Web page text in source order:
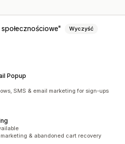
Wyczyść
Popup
SMS & email marketing for sign-ups
& abandoned cart recovery